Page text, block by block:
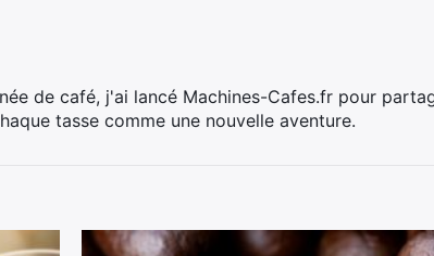
de café, j'ai lancé Machines-Cafes.fr pour
tasse comme une nouvelle aventure.